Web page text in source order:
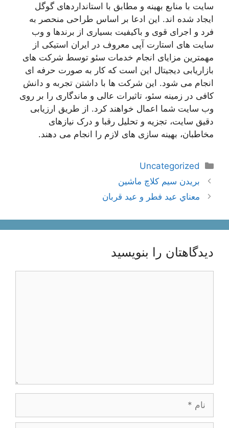
سایت با منابع بهینه و مطابق با استانداردهای گوگل
ایجاد شده اند. این ادعا بر اساس طراحی منحصر به
فرد و اجرای قوی و باکیفیت بسیاری از برندها و وب
سایت های استارت آپی معروف در ایران استیکی از
مهمترین مزایای انجام خدمات سئو توسط شرکت های
بازاریابی دیجیتال این است که کار به صورت حرفه ای
انجام می شود. این شرکت ها با داشتن تجربه و دانش
کافی در زمینه سئو، تاثیرات عالی و ماندگاری را بر روی
وب سایت شما اعمال خواهند کرد. از طریق ارزیابی
دقیق سایت، تجزیه و تحلیل رقبا و درک نیازهای
مخاطبان، بهینه سازی های لازم را انجام می دهند.
دسته‌ها
Uncategorized
ناوبری
نوشته‌ها
بریدن سیم کلاچ ماشین
معناي‌ عيد فطر و عيد قربان
دیدگاهتان را بنویسید